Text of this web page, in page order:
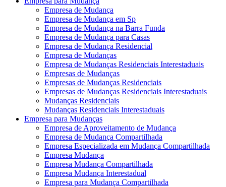
Empresa de Mudança
Empresa de Mudança em Sp
Empresa de Mudança na Barra Funda
Empresa de Mudança para Casas
Empresa de Mudança Residencial
Empresa de Mudanças
Empresa de Mudanças Residenciais Interestaduais
Empresas de Mudanças
Empresas de Mudanças Residenciais
Empresas de Mudanças Residenciais Interestaduais
Mudanças Residenciais
Mudanças Residenciais Interestaduais
Empresa para Mudanças
Empresa de Aproveitamento de Mudança
Empresa de Mudança Compartilhada
Empresa Especializada em Mudança Compartilhada
Empresa Mudança
Empresa Mudança Compartilhada
Empresa Mudança Interestadual
Empresa para Mudança Compartilhada